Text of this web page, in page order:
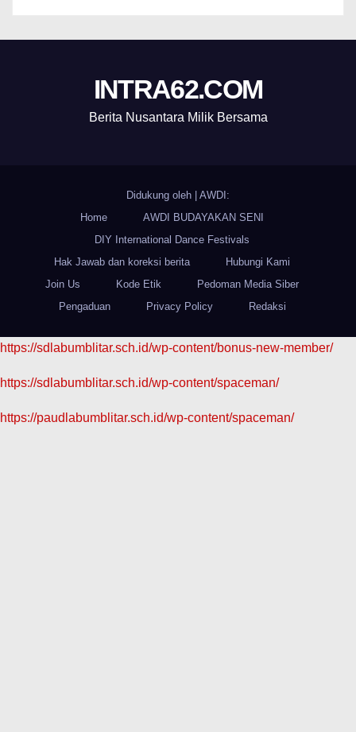
INTRA62.COM
Berita Nusantara Milik Bersama
Didukung oleh
AWDI:
Home
AWDI BUDAYAKAN SENI
DIY International Dance Festivals
Hak Jawab dan koreksi berita
Hubungi Kami
Join Us
Kode Etik
Pedoman Media Siber
Pengaduan
Privacy Policy Redaksi
https://sdlabumblitar.sch.id/wp-content/bonus-new-member/
https://sdlabumblitar.sch.id/wp-content/spaceman/
https://paudlabumblitar.sch.id/wp-content/spaceman/